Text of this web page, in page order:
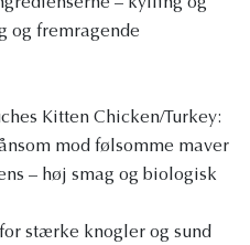
og fremragende
Kitten Chicken/Turkey:
mod følsomme maver
– ​​høj smag og biologisk
stærke knogler og sund